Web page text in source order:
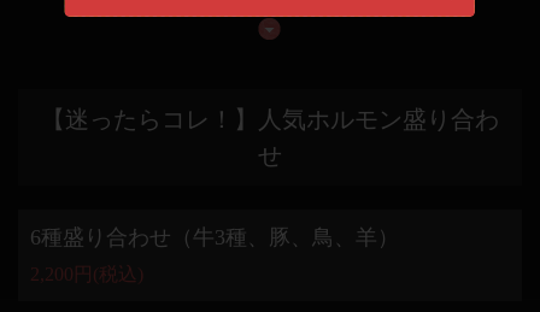
【迷ったらコレ！】人気ホルモン盛り合わ
せ
6種盛り合わせ（牛3種、豚、鳥、羊）
2,200円 (税込)